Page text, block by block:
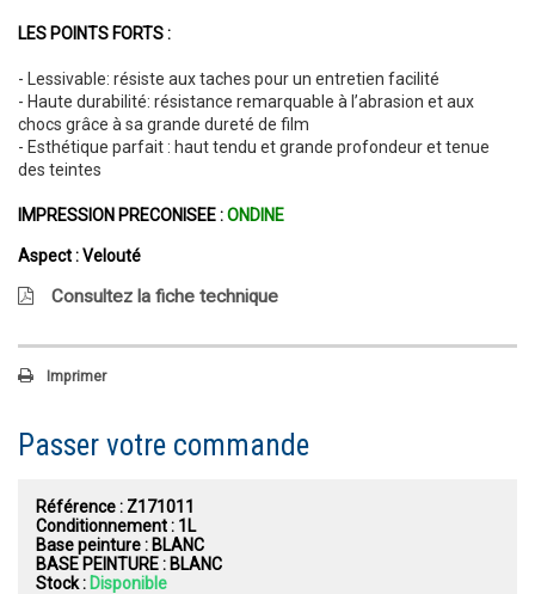
LES POINTS FORTS :
- Lessivable: résiste aux taches pour un entretien facilité
- Haute durabilité: résistance remarquable à l’abrasion et aux
chocs grâce à sa grande dureté de film
- Esthétique parfait : haut tendu et grande profondeur et tenue
des teintes
IMPRESSION PRECONISEE :ONDINE
Aspect :Velouté
Consultez la fiche technique
Imprimer
Passer votre commande
Référence : Z171011
Conditionnement : 1L
Base peinture : BLANC
BASE PEINTURE : BLANC
Stock : Disponible